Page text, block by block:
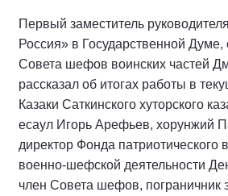
Первый заместитель
Россия» в Государственной Думе,
Совета шефов воинских частей
рассказал об итогах работы в
Казаки Саткинского хуторского
есаул Игорь Арефьев, хорунжий
директор Фонда патриотического
военно-шефской деятельности
член Совета шефов, пограничник